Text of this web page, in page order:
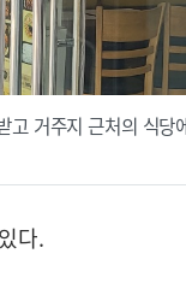
고 거주지 근처의 식당
다.